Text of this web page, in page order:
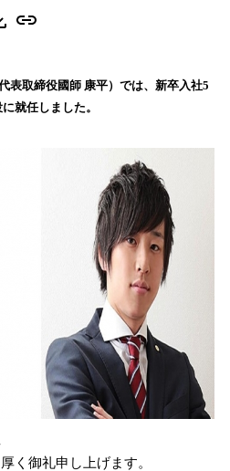
表取締役國師 康平）では、新卒入社5
就任しました。
く御礼申し上げます。